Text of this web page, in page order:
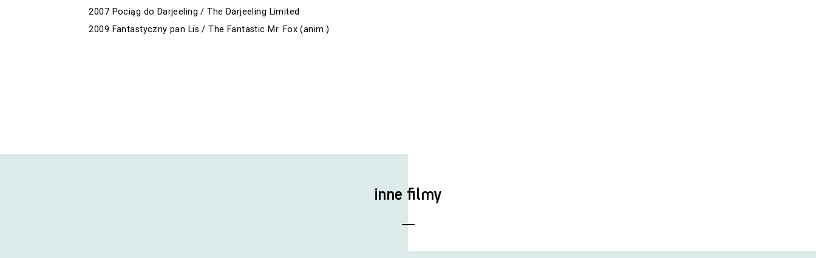
2007 Pociąg do Darjeeling / The Darjeeling Limited
2009 Fantastyczny pan Lis / The Fantastic Mr. Fox (anim.)
inne filmy